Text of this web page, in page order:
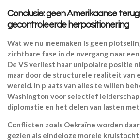
Conclusie: geen Amerikaanse
gecontroleerde herpositionering
Wat we nu meemaken is geen
zichtbare fase in de overgang naar
De VS verliest haar unipolaire positie
maar door de structurele realiteit van
wereld. In plaats van alles te willen
Washington voor selectief
diplomatie en het delen van lasten
Conflicten zoals Oekraïne worden
gezien als eindeloze morele